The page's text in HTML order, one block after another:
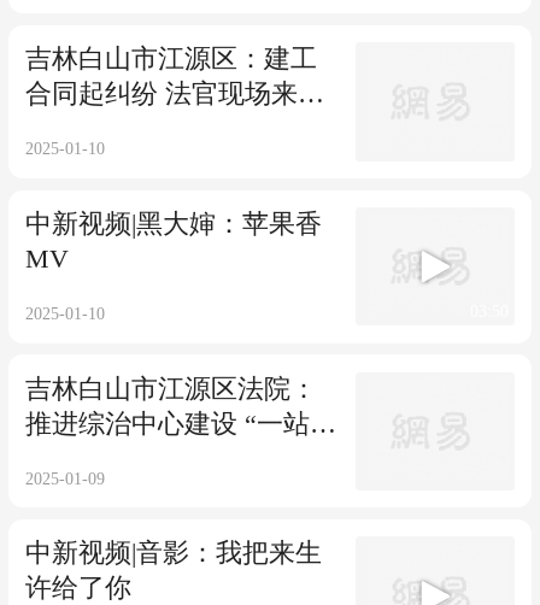
吉林白山市江源区：建工
合同起纠纷 法官现场来勘
2025-01-10
中新视频|黑大婶：苹果香
MV
2025-01-10
吉林白山市江源区法院：
推进综治中心建设 “一站
2025-01-09
中新视频|音影：我把来生
许给了你